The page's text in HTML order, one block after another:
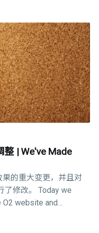
整 | We've Made
的重大变更，并且对
了修改。 Today we
O2 website and
affiliate sites.